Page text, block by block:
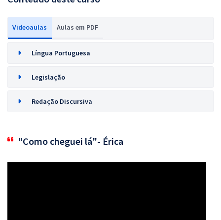
Videoaulas Aulas em PDF
Língua Portuguesa
Legislação
Redação Discursiva
"Como cheguei lá"- Érica